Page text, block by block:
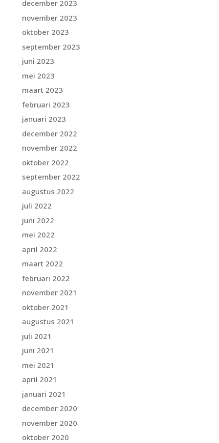
december 2023
november 2023
oktober 2023
september 2023
juni 2023
mei 2023
maart 2023
februari 2023
januari 2023
december 2022
november 2022
oktober 2022
september 2022
augustus 2022
juli 2022
juni 2022
mei 2022
april 2022
maart 2022
februari 2022
november 2021
oktober 2021
augustus 2021
juli 2021
juni 2021
mei 2021
april 2021
januari 2021
december 2020
november 2020
oktober 2020